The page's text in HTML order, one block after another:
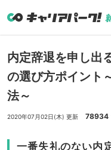
内定辞退を申し出
の選び方ポイント
法～
2020年07月02日(木) 更新 78934
一番失礼のない内